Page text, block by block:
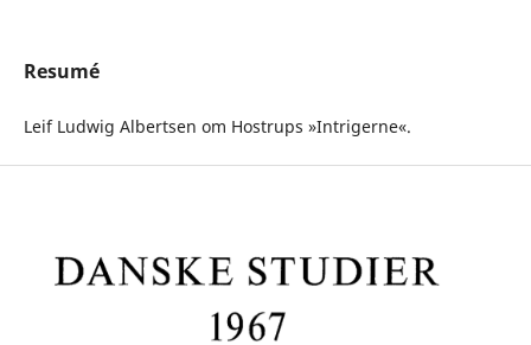
Resumé
Leif Ludwig Albertsen om Hostrups »Intrigerne«.